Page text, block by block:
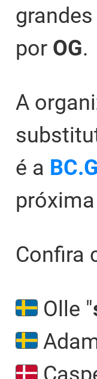
por OG.
A
é a
Confira
Olle "⁠